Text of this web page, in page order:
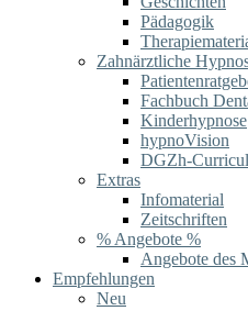
Pädagogik
Zahnärztliche
Fachbuch
Kinderhypnose
hypnoVision
DGZh-
Extras
Infomaterial
Zeitschriften
% Angebote %
Angebote des
Empfehlungen
Neu